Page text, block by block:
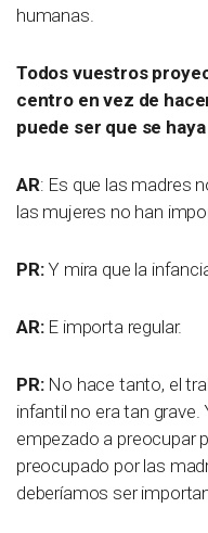
humanas.
Todos vuestros
centro en vez de
puede ser que se
AR: Es que las madres
las mujeres no han
PR:Y mira que la
AR:E importa regular.
PR:No hace tanto, el
infantil no era tan
empezado a preocupar
preocupado por las
deberíamos ser